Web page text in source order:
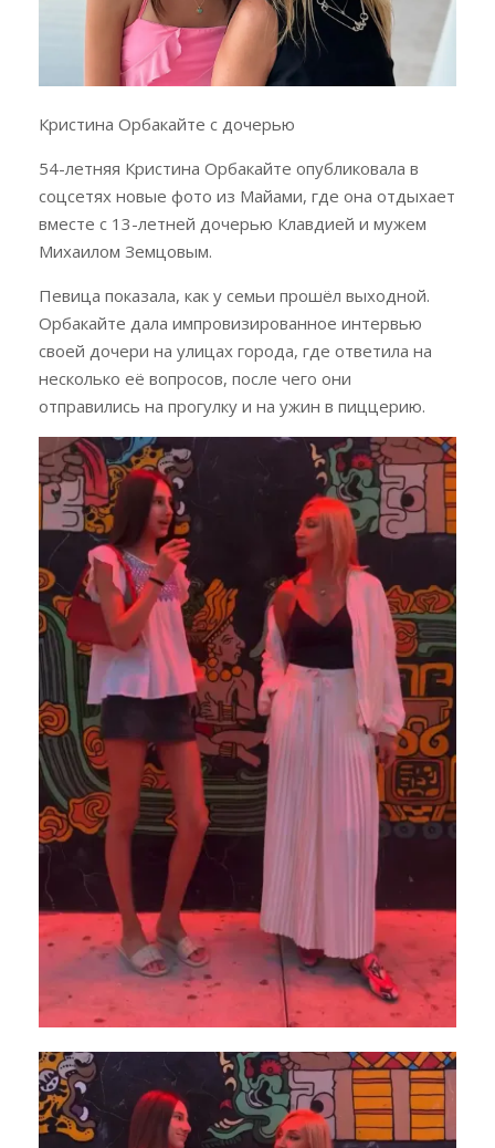
Кристина Орбакайте с дочерью
54-летняя Кристина Орбакайте опубликовала в
соцсетях новые фото из Майами, где она отдыхает
вместе с 13-летней дочерью Клавдией и мужем
Михаилом Земцовым.
Певица показала, как у семьи прошёл выходной.
Орбакайте дала импровизированное интервью
своей дочери на улицах города, где ответила на
несколько её вопросов, после чего они
отправились на прогулку и на ужин в пиццерию.